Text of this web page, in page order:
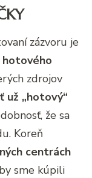
zázvoru je
hotového
zdrojov
už „hotový“
že sa
Koreň
centrách
sme kúpili